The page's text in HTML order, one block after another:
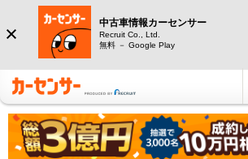
中古車情報カーセンサー
Recruit Co., Ltd.
無料 － Google Play